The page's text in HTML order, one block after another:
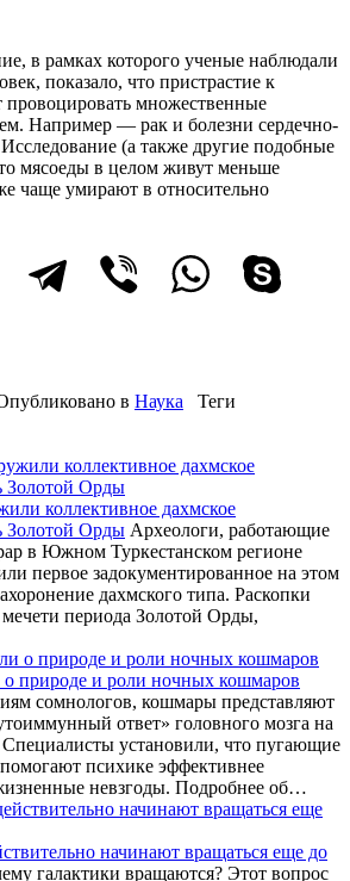
в рамках которого ученые наблюдали
показало, что пристрастие к
множественные
Например — рак и болезни сердечно-
(а также другие подобные
мясоеды в целом живут меньше
чаще умирают в относительно
в Наука Теги
коллективное дахмское
Золотой Орды Археологи, работающие
в Южном Туркестанском регионе
первое задокументированное на этом
дахмского типа. Раскопки
периода Золотой Орды,
о природе и роли ночных кошмаров
сомнологов, кошмары представляют
ответ» головного мозга на
Специалисты установили, что пугающие
психике эффективнее
невзгоды. Подробнее об…
начинают вращаться еще до
галактики вращаются? Этот вопрос